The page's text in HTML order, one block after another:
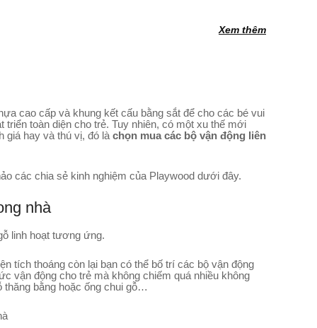
Xem thêm
cao cấp và khung kết cấu bằng sắt để cho các bé vui
toàn diện cho trẻ. Tuy nhiên, có một xu thế mới
giá hay và thú vị, đó là chọn mua các bộ vận động liên
các chia sẻ kinh nghiệm của Playwood dưới đây.
nhà
linh hoạt tương ứng.
tích thoáng còn lại bạn có thể bố trí các bộ vận động
vận động cho trẻ mà không chiếm quá nhiều không
thăng bằng hoặc ống chui gỗ…